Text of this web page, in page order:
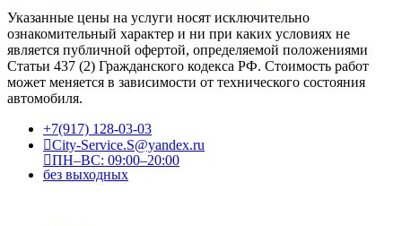
Указанные цены на услуги носят исключительно
ознакомительный характер и ни при каких условиях не
является публичной офертой, определяемой положениями
Статьи 437 (2) Гражданского кодекса РФ. Стоимость работ
может меняется в зависимости от технического состояния
автомобиля.
+7(917) 128-03-03
City-Service.S@yandex.ru
ПН–ВС: 09:00–20:00
без выходных